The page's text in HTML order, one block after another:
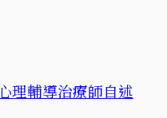
輔導治療師自述